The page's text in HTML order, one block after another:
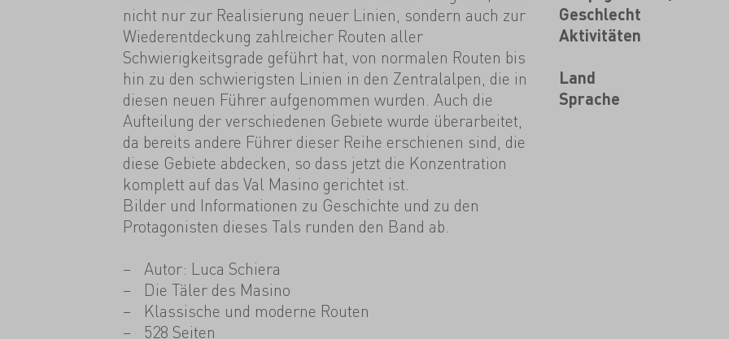
nicht nur zur Realisierung neuer Linien, sondern auch zur
Wiederentdeckung zahlreicher Routen aller
Schwierigkeitsgrade geführt hat, von normalen Routen bis
hin zu den schwierigsten Linien in den Zentralalpen, die in
diesen neuen Führer aufgenommen wurden. Auch die
Aufteilung der verschiedenen Gebiete wurde überarbeitet,
da bereits andere Führer dieser Reihe erschienen sind, die
diese Gebiete abdecken, so dass jetzt die Konzentration
komplett auf das Val Masino gerichtet ist.
Bilder und Informationen zu Geschichte und zu den
Protagonisten dieses Tals runden den Band ab.
Autor: Luca Schiera
Die Täler des Masino
Klassische und moderne Routen
528 Seiten
Geschlecht
Aktivitäten
Land
Sprache